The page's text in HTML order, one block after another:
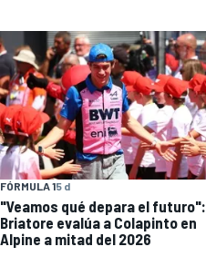
FÓRMULA 15 d
"Veamos qué depara el futuro":
Briatore evalúa a Colapinto en
Alpine a mitad del 2026